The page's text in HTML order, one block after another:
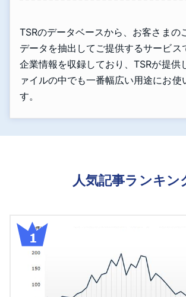
TSRのデータベースから、お客さまの
データを抽出してご提供するサービス
企業情報を収録しており、TSRが提供
ァイルの中でも一番幅広い用途にお使
す。
人気記事ランキン